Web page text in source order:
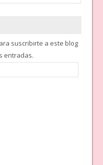
suscribirte a este blog
entradas.